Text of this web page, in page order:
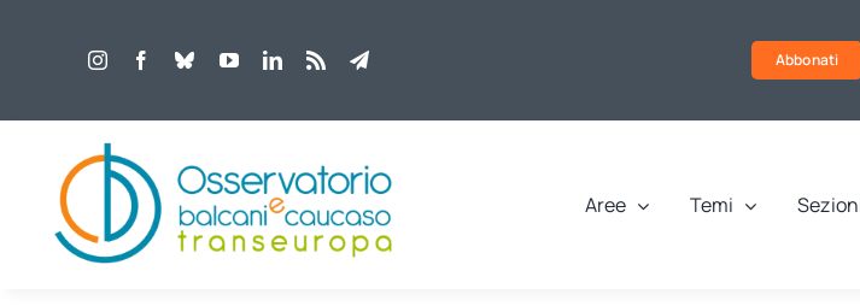
Abbonati
Aree Temi